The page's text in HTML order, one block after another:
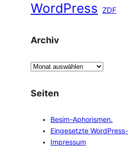
WordPress ZDF
Archiv
A
c
Seiten
Besim-Aphorismen.
Eingesetzte
Impressum